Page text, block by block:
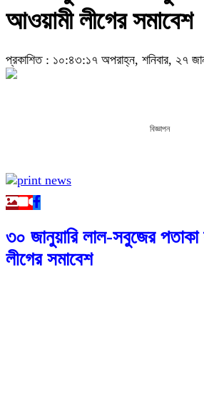
আওয়ামী লীগের সমাবেশ
প্রকাশিত : ১০:৪৩:১৭ অপরাহ্ন, শনিবার, ২৭
বিজ্ঞাপন
৩০ জানুয়ারি লাল-সবুজের
লীগের সমাবেশ